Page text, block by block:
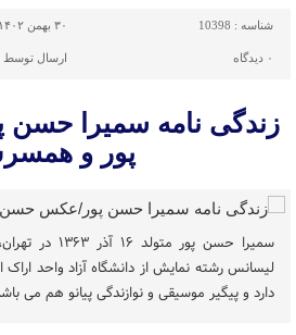
شناسه : 10398 ۳۰ بهمن ۱۴۰۲ - ۲۱:۱۶
۰ دیدگاه ارسال توسط
زندگی نامه سمیرا
پور و
سمیرا حسن پور
لیسانس رشته نمایش از دانشگاه آزاد واحد
دارد و پیگیر موسیقی و نوازندگی پیانو هم می